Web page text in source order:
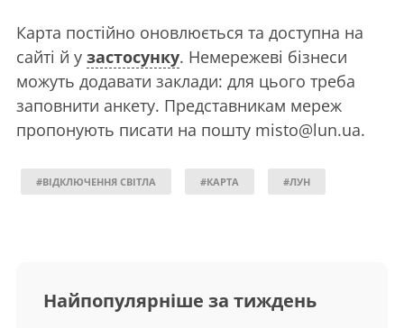
Карта постійно оновлюється та доступна на
сайті й у застосунку. Немережеві бізнеси
можуть додавати заклади: для цього треба
заповнити анкету. Представникам мереж
пропонують писати на пошту misto@lun.ua.
#ВІДКЛЮЧЕННЯ СВІТЛА #КАРТА #ЛУН
Найпопулярніше за тиждень